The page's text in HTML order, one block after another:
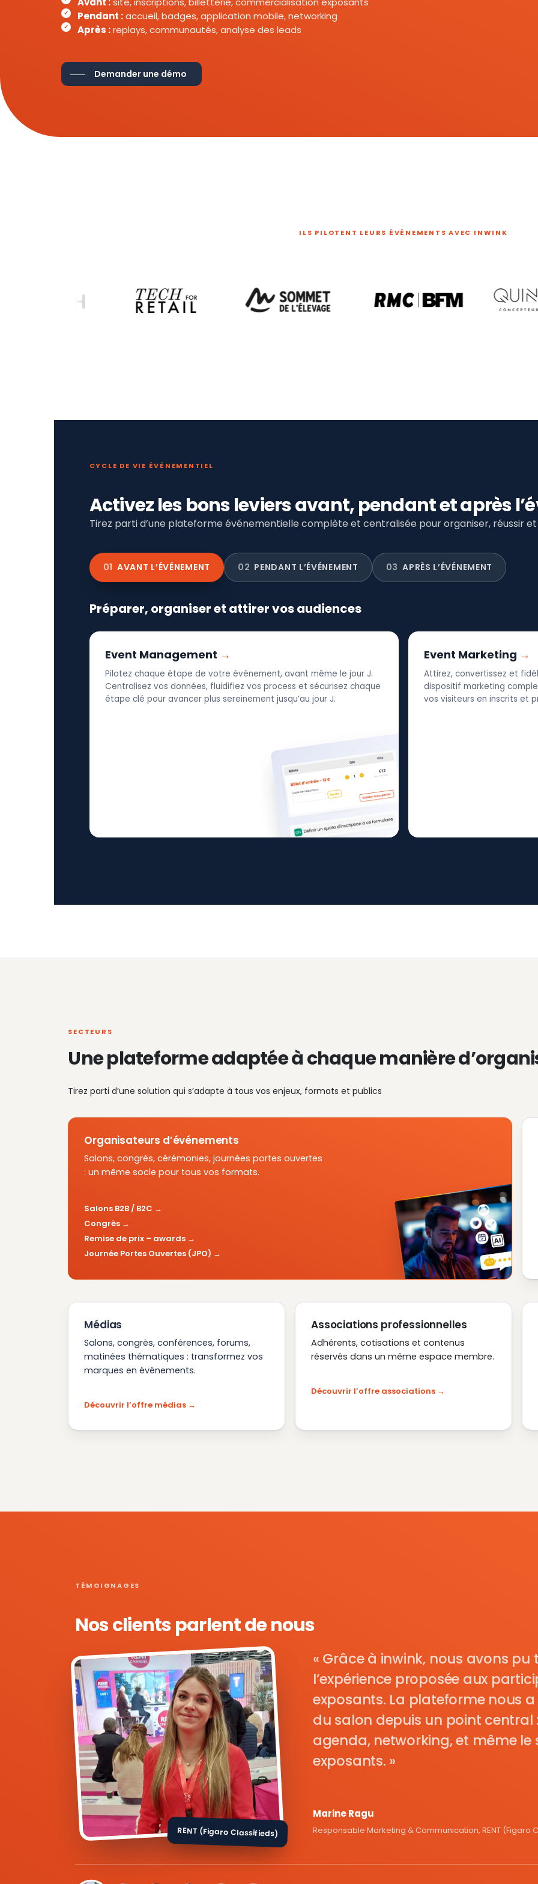
Pendant :accueil, badges, application mobile, networking
Après :replays, communautés, analyse des leads
Demander une démo
ILS PILOTENT LEURS ÉVÉNEMENTS AVEC INWINK
CYCLE DE VIE ÉVÉNEMENTIEL
Activez les bons leviers avant, pendant et après
Tirez parti d’une plateforme événementielle complète et centralisée pour organiser, réussir
01 AVANT L’ÉVÉNEMENT 02 PENDANT L’ÉVÉNEMENT 03 APRÈS L’ÉVÉNEMENT
Préparer, organiser et attirer vos audiences
Event Management
Pilotez chaque étape de votre événement, avant même le jour J.
Centralisez vos données, fluidifiez vos process et sécurisez chaque
étape clé pour avancer plus sereinement jusqu’au jour J.
Event Marketing
Attirez, convertissez et
dispositif marketing
vos visiteurs en inscrits et
SECTEURS
Une plateforme adaptée à chaque manière
Tirez parti d’une solution qui s’adapte à tous vos enjeux, formats et publics
Organisateurs d’événements
Salons, congrès, cérémonies, journées portes ouvertes
: un même socle pour tous vos formats.
Salons B2B / B2C
Congrès
Remise de prix – awards
Journée Portes Ouvertes (JPO)
Médias
Salons, congrès, conférences, forums,
matinées thématiques : transformez vos
marques en événements.
Découvrir l’offre médias
Associations professionnelles
Adhérents, cotisations et contenus
réservés dans un même espace membre.
Découvrir l’offre associations
TÉMOIGNAGES
Nos clients parlent de nous
RENT (Figaro Classifieds)
Grâce à inwink, nous avons
l’expérience proposée aux
exposants. La plateforme nous
du salon depuis un point central
agenda, networking, et même le
exposants.
Marine Ragu
Responsable Marketing & Communication, RENT (Figaro